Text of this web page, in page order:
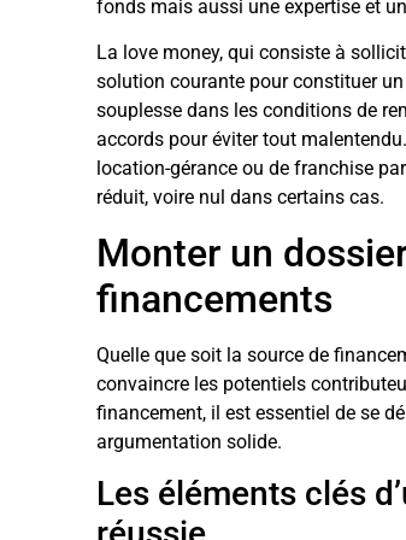
fonds mais aussi une expertise et
La love money, qui consiste à
solution courante pour constituer
souplesse dans les conditions de
accords pour éviter tout
location-gérance ou de franchise
réduit, voire nul dans certains cas.
Monter un
financements
Quelle que soit la source de
convaincre les potentiels
financement, il est essentiel de se
argumentation solide.
Les éléments clés